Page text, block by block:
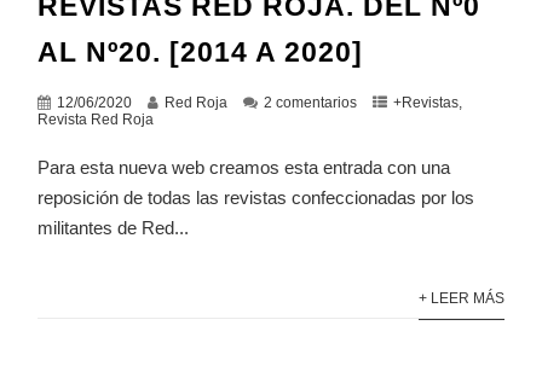
REVISTAS RED ROJA. DEL Nº0
AL Nº20. [2014 A 2020]
12/06/2020 Red Roja 2 comentarios +Revistas,
Revista Red Roja
Para esta nueva web creamos esta entrada con una
reposición de todas las revistas confeccionadas por los
militantes de Red...
+ LEER MÁS